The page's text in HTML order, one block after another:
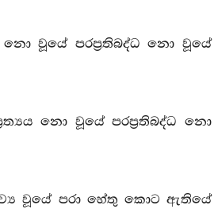
නො වූයේ පරප්‍රතිබද්ධ නො වූයේ
නො වූයේ පරප්‍රතිබද්ධ නො
වූයේ පරා හේතු කොට ඇතියේ